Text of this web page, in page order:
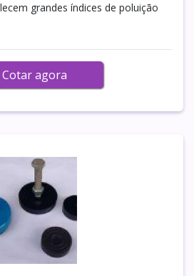
grandes índices de poluição
Cotar agora